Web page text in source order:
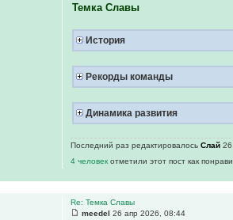
Темка Славы
История
Рекорды команды
Динамика развития
Последний раз редактировалось Слай 26
4 человек отметили этот пост как
Re: Темка Славы
meedel 26 апр 2026, 08:44